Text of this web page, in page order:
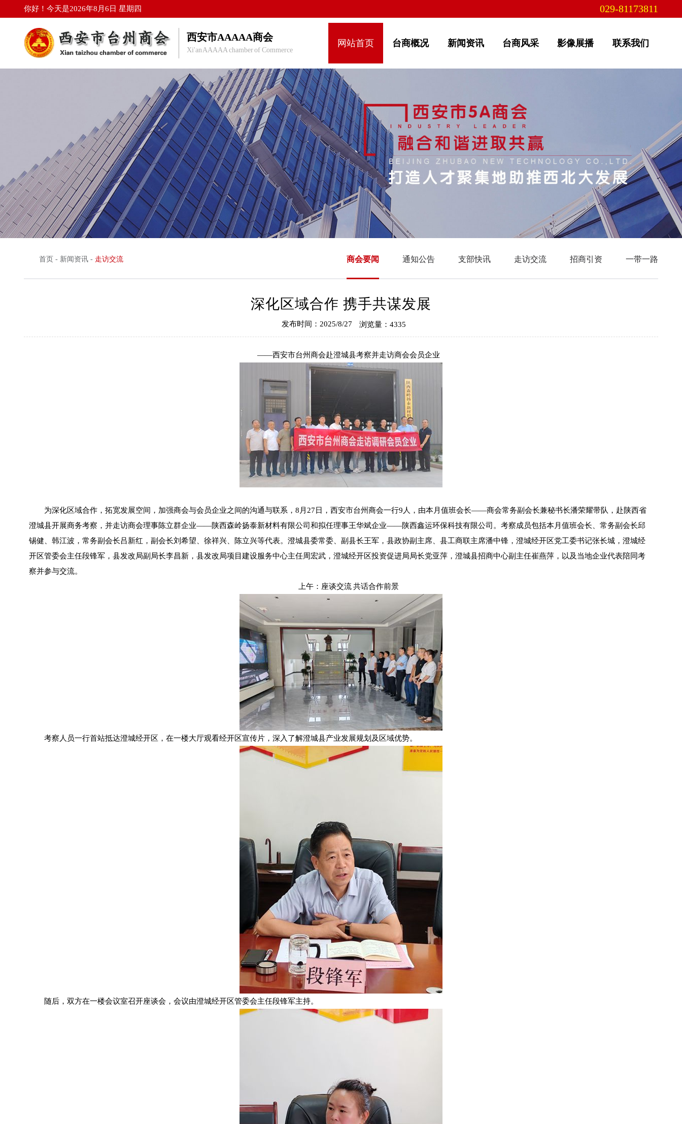
你好！今天是2026年8月6日 星期四 029-81173811
西安市AAAAA商会
Xi'an AAAAA chamber of Commerce
网站首页 台商概况 新闻资讯 台商风采 影像展播 联系我们
首页 - 新闻资讯 - 走访交流 商会要闻 通知公告 支部快讯 走访交流 招商引资 一带一路
深化区域合作 携手共谋发展
发布时间：2025/8/27 浏览量：4335
——西安市台州商会赴澄城县考察并走访商会会员企业
为深化区域合作，拓宽发展空间，加强商会与会员企业之间的沟通与联系，8月27日，西安市台州商会一行9人，由本月值班会长——商会常务副会长兼秘书长潘荣耀带队，赴陕西省
澄城县开展商务考察，并走访商会理事陈立群企业——陕西森岭扬泰新材料有限公司和拟任理事王华斌企业——陕西鑫运环保科技有限公司。考察成员包括本月值班会长、常务副会长邱
锡健、韩江波，常务副会长吕新红，副会长刘希望、徐祥兴、陈立兴等代表。澄城县委常委、副县长王军，县政协副主席、县工商联主席潘中锋，澄城经开区党工委书记张长城，澄城经
开区管委会主任段锋军，县发改局副局长李昌新，县发改局项目建设服务中心主任周宏武，澄城经开区投资促进局局长党亚萍，澄城县招商中心副主任崔燕萍，以及当地企业代表陪同考
察并参与交流。
上午：座谈交流 共话合作前景
考察人员一行首站抵达澄城经开区，在一楼大厅观看经开区宣传片，深入了解澄城县产业发展规划及区域优势。
随后，双方在一楼会议室召开座谈会，会议由澄城经开区管委会主任段锋军主持。